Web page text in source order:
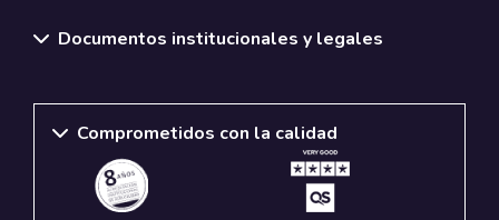
Documentos institucionales y legales
Comprometidos con la calidad